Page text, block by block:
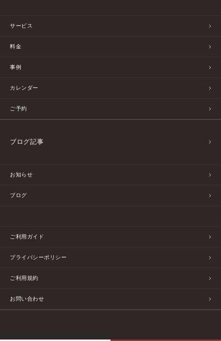
サービス
料金
事例
カレンダー
ご予約
ブログ記事
お知らせ
ブログ
ご利用ガイド
プライバシーポリシー
ご利用規約
お問い合わせ